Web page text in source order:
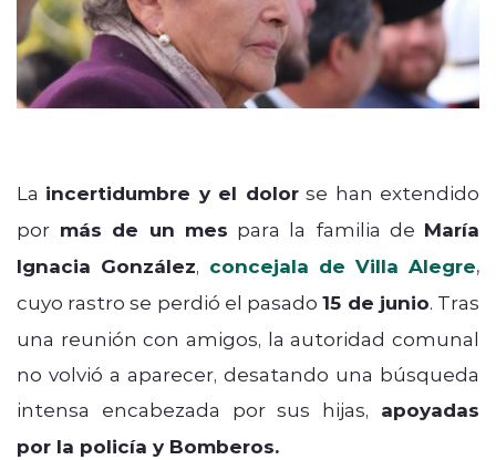
La incertidumbre y el dolorse han extendido
por más de un mes para la familia de María
Ignacia González, concejala de Villa Alegre,
cuyo rastro se perdió el pasado15 de junio. Tras
una reunión con amigos, la autoridad comunal
no volvió a aparecer, desatando una búsqueda
intensa encabezada por sus hijas, apoyadas
por la policía y Bomberos.